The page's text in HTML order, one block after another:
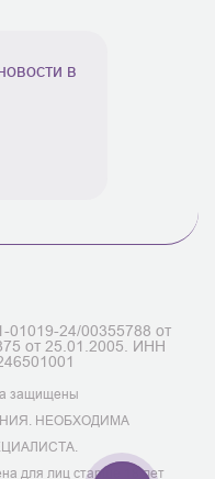
в
24/00355788 от
от 25.01.2005. ИНН
защищены
НЕОБХОДИМА
для лиц старше 18 лет